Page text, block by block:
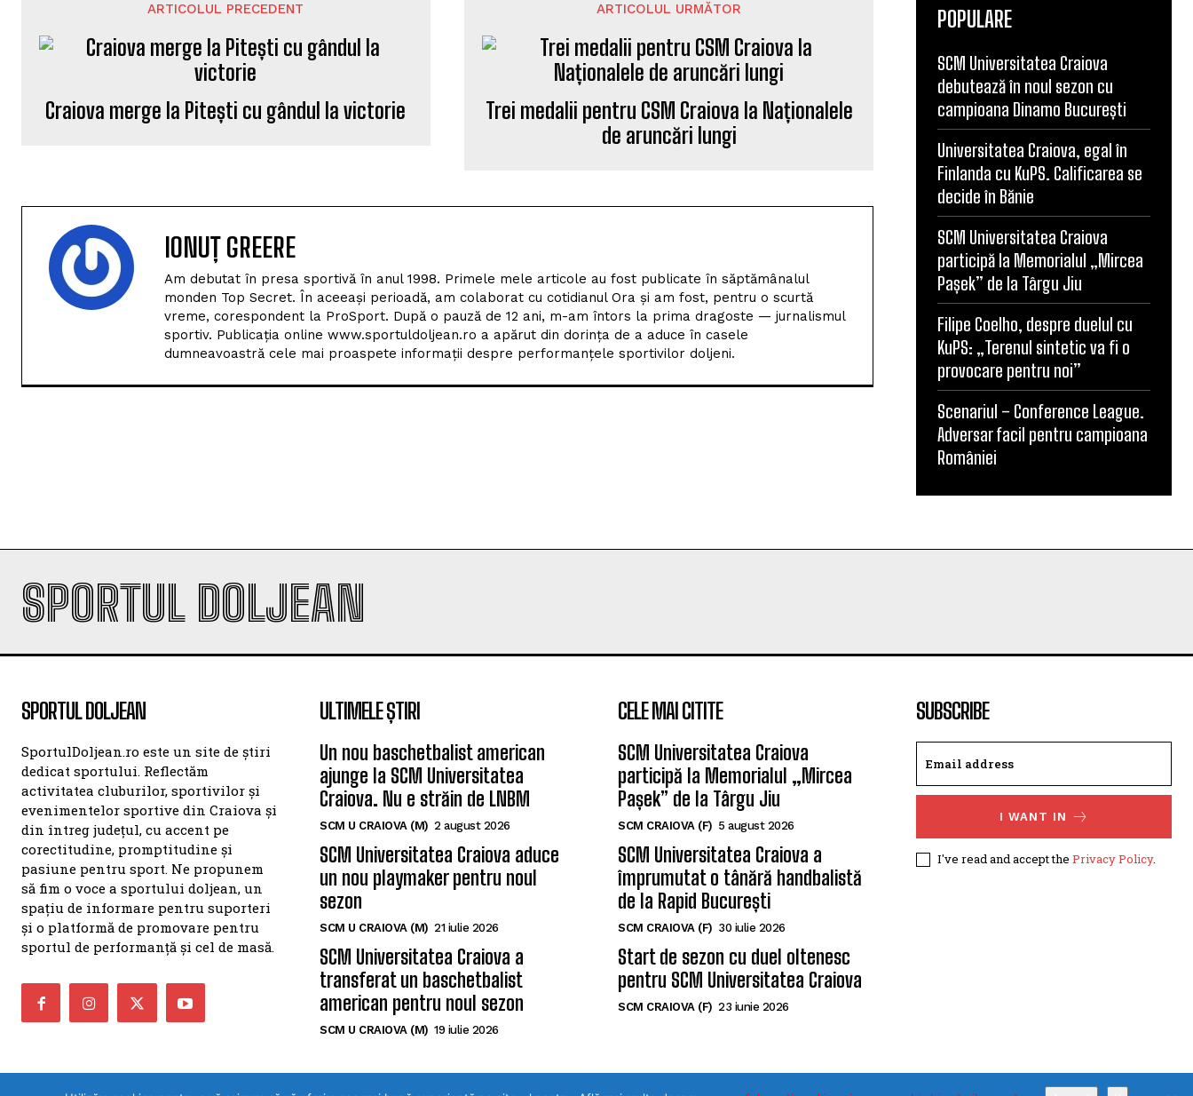
ARTICOLUL PRECEDENT
Craiova merge la Pitești cu gândul la victorie
ARTICOLUL URMĂTOR
Trei medalii pentru CSM Craiova la Naționalele
de aruncări lungi
IONUȚ GREERE
Am debutat în presa sportivă în anul 1998. Primele mele articole au fost publicate în săptămânalul
monden Top Secret. În aceeași perioadă, am colaborat cu cotidianul Ora și am fost, pentru o scurtă
vreme, corespondent la ProSport. După o pauză de 12 ani, m-am întors la prima dragoste — jurnalismul
sportiv. Publicația online www.sportuldoljean.ro a apărut din dorința de a aduce în casele
dumneavoastră cele mai proaspete informații despre performanțele sportivilor doljeni.
POPULARE
SCM Universitatea Craiova
debutează în noul sezon cu
campioana Dinamo București
Universitatea Craiova, egal în
Finlanda cu KuPS. Calificarea se
decide în Bănie
SCM Universitatea Craiova
participă la Memorialul „Mircea
Pașek” de la Târgu Jiu
Filipe Coelho, despre duelul cu
KuPS: „Terenul sintetic va fi o
provocare pentru noi”
Scenariul – Conference League.
Adversar facil pentru campioana
României
SPORTUL DOLJEAN
SPORTUL DOLJEAN
SportulDoljean.ro este un site de știri
dedicat sportului. Reflectăm
activitatea cluburilor, sportivilor și
evenimentelor sportive din Craiova și
din întreg județul, cu accent pe
corectitudine, promptitudine și
pasiune pentru sport. Ne propunem
să fim o voce a sportului doljean, un
spațiu de informare pentru suporteri
și o platformă de promovare pentru
sportul de performanță și cel de masă.
ULTIMELE ȘTIRI
Un nou baschetbalist american
ajunge la SCM Universitatea
Craiova. Nu e străin de LNBM
SCM U CRAIOVA (M) 2 august 2026
SCM Universitatea Craiova aduce
un nou playmaker pentru noul
sezon
SCM U CRAIOVA (M) 21 iulie 2026
SCM Universitatea Craiova a
transferat un baschetbalist
american pentru noul sezon
SCM U CRAIOVA (M) 19 iulie 2026
CELE MAI CITITE
SCM Universitatea Craiova
participă la Memorialul „Mircea
Pașek” de la Târgu Jiu
SCM CRAIOVA (F) 5 august 2026
SCM Universitatea Craiova a
împrumutat o tânără handbalistă
de la Rapid București
SCM CRAIOVA (F) 30 iulie 2026
Start de sezon cu duel oltenesc
pentru SCM Universitatea Craiova
SCM CRAIOVA (F) 23 iunie 2026
SUBSCRIBE
I WANT IN
I've read and accept the Privacy Policy.